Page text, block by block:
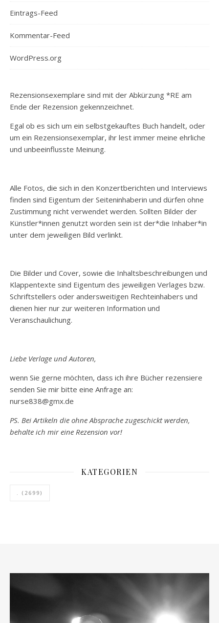
Eintrags-Feed
Kommentar-Feed
WordPress.org
Rezensionsexemplare sind mit der Abkürzung *RE am
Ende der Rezension gekennzeichnet.
Egal ob es sich um ein selbstgekauftes Buch handelt, oder
um ein Rezensionsexemplar, ihr lest immer meine ehrliche
und unbeeinflusste Meinung.
Alle Fotos, die sich in den Konzertberichten und Interviews
finden sind Eigentum der Seiteninhaberin und dürfen ohne
Zustimmung nicht verwendet werden. Sollten Bilder der
Künstler*innen genutzt worden sein ist der*die Inhaber*in
unter dem jeweiligen Bild verlinkt.
Die Bilder und Cover, sowie die Inhaltsbeschreibungen und
Klappentexte sind Eigentum des jeweiligen Verlages bzw.
Schriftstellers oder andersweitigen Rechteinhabers und
dienen hier nur zur weiteren Information und
Veranschaulichung.
Liebe Verlage und Autoren,
wenn Sie gerne möchten, dass ich ihre Bücher rezensiere
senden Sie mir bitte eine Anfrage an:
nurse838@gmx.de
PS. Bei Artikeln die ohne Absprache zugeschickt werden,
behalte ich mir eine Rezension vor!
KATEGORIEN
. (2699)